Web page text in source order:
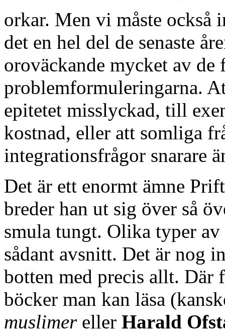
orkar. Men vi måste också
det en hel del de senaste
oroväckande mycket av
problemformuleringarna.
epitetet misslyckad, till
kostnad, eller att somliga
integrationsfrågor snarare
Det är ett enormt ämne
breder han ut sig över så
smula tungt. Olika typer
sådant avsnitt. Det är nog
botten med precis allt. Där
böcker man kan läsa
muslimereller Harald